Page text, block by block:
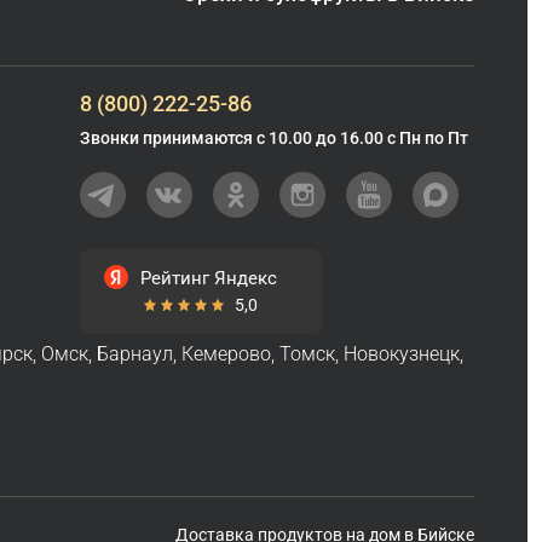
8 (800) 222-25-86
Звонки принимаются с 10.00 до 16.00 с Пн по Пт
Рейтинг Яндекс
5,0
Омск Барнаул Кемерово Томск Новокузнецк
Доставка продуктов на дом в Бийске